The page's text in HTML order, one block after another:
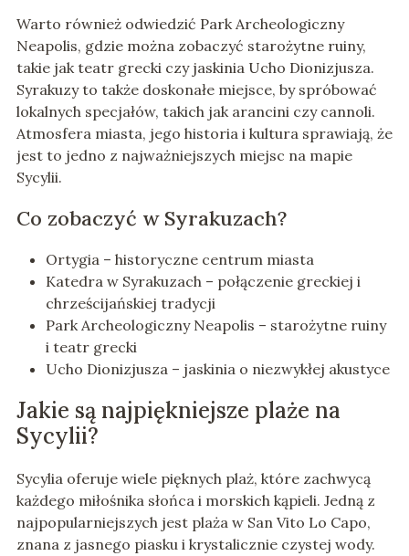
Warto również odwiedzić Park Archeologiczny
Neapolis, gdzie można zobaczyć starożytne ruiny,
takie jak teatr grecki czy jaskinia Ucho Dionizjusza.
Syrakuzy to także doskonałe miejsce, by spróbować
lokalnych specjałów, takich jak arancini czy cannoli.
Atmosfera miasta, jego historia i kultura sprawiają, że
jest to jedno z najważniejszych miejsc na mapie
Sycylii.
Co zobaczyć w Syrakuzach?
Ortygia – historyczne centrum miasta
Katedra w Syrakuzach – połączenie greckiej i
chrześcijańskiej tradycji
Park Archeologiczny Neapolis – starożytne ruiny
i teatr grecki
Ucho Dionizjusza – jaskinia o niezwykłej akustyce
Jakie są najpiękniejsze plaże na
Sycylii?
Sycylia oferuje wiele pięknych plaż, które zachwycą
każdego miłośnika słońca i morskich kąpieli. Jedną z
najpopularniejszych jest plaża w San Vito Lo Capo,
znana z jasnego piasku i krystalicznie czystej wody.